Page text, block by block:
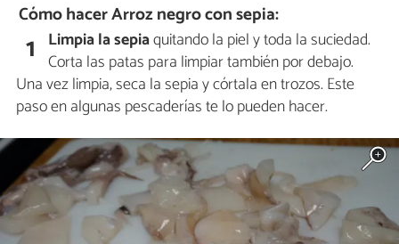
Cómo hacer Arroz negro con sepia:
1 Limpia la sepiaquitando la piel y toda la suciedad.
Corta las patas para limpiar también por debajo.
Una vez limpia, seca la sepia y córtala en trozos. Este
paso en algunas pescaderías te lo pueden hacer.